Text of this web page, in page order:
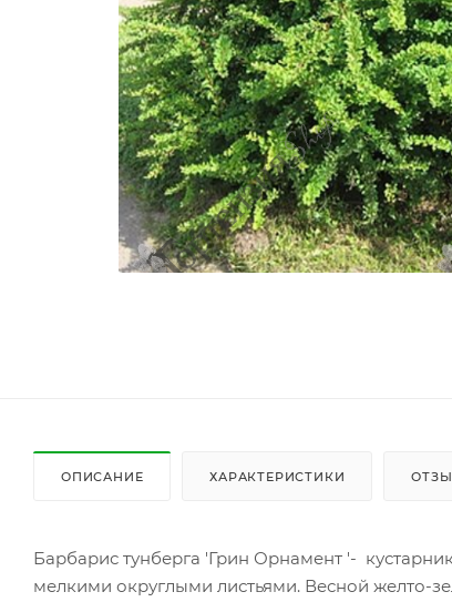
ОПИСАНИЕ ХАРАКТЕРИСТИКИ
Барбарис тунберга 'Грин Орнамент '-
мелкими округлыми листьями. Весной желто-